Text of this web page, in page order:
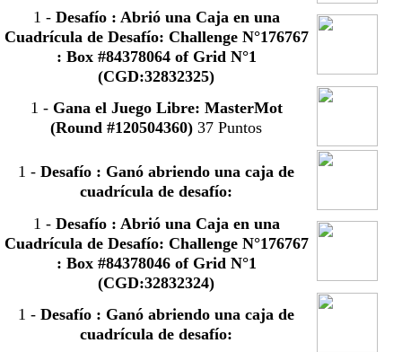
1 - Desafío : Abrió una Caja en una
Cuadrícula de Desafío: Challenge N°176767
: Box #84378064 of Grid N°1
(CGD:32832325)
1 - Gana el Juego Libre: MasterMot
(Round #120504360) 37 Puntos
1 -Desafío : Ganó abriendo una caja de
cuadrícula de desafío:
1 - Desafío : Abrió una Caja en una
Cuadrícula de Desafío: Challenge N°176767
: Box #84378046 of Grid N°1
(CGD:32832324)
1 -Desafío : Ganó abriendo una caja de
cuadrícula de desafío: